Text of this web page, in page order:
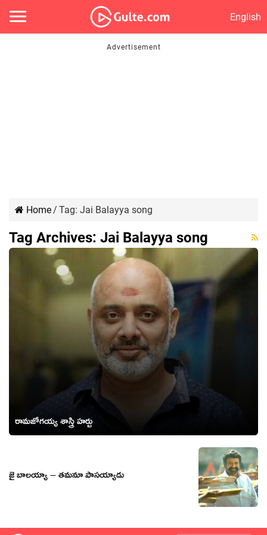
English
Home/ Tag: Jai Balayya song
Tag Archives: Jai Balayya song
రామ‌జోగ‌య్య శాస్త్రి హ‌ర్టు
జై బాలయ్యా – తమనూ పాసయ్యాడు